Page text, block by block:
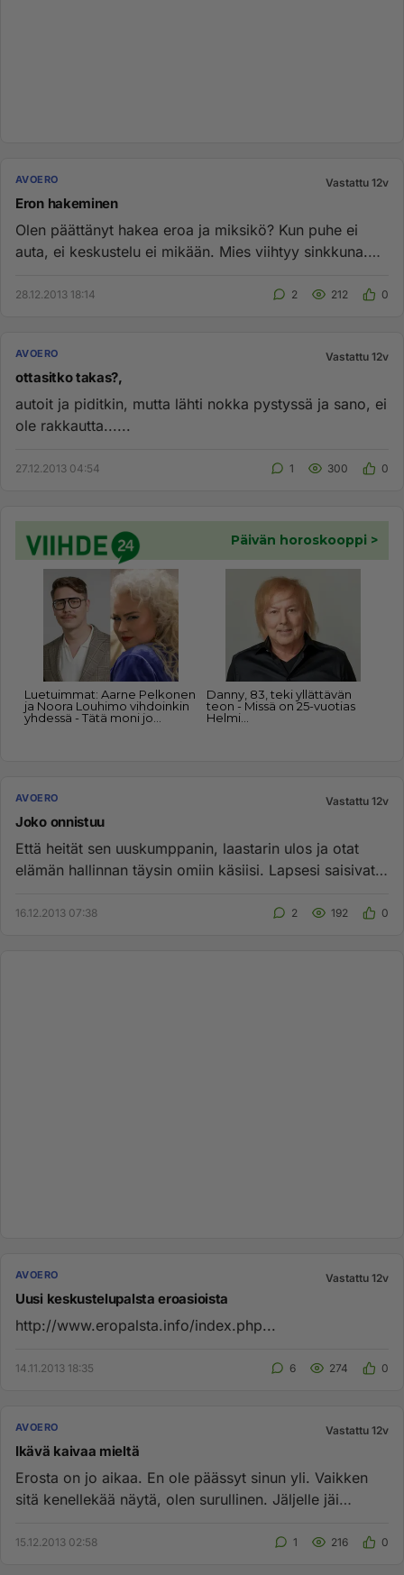
AVOERO Vastattu 12v
Eron hakeminen
Olen päättänyt hakea eroa ja miksikö? Kun puhe ei
auta, ei keskustelu ei mikään. Mies viihtyy sinkkuna.
28.12.2013 18:14 2 212 0
AVOERO Vastattu 12v
ottasitko takas?,
autoit ja piditkin, mutta lähti nokka pystyssä ja sano, ei
ole rakkautta......
27.12.2013 04:54 1 300 0
AVOERO Vastattu 12v
Joko onnistuu
Että heität sen uuskumppanin, laastarin ulos ja otat
elämän hallinnan täysin omiin käsiisi. Lapsesi saisivat
16.12.2013 07:38 2 192 0
AVOERO Vastattu 12v
Uusi keskustelupalsta eroasioista
http://www.eropalsta.info/index.php...
14.11.2013 18:35 6 274 0
AVOERO Vastattu 12v
Ikävä kaivaa mieltä
Erosta on jo aikaa. En ole päässyt sinun yli. Vaikken
sitä kenellekää näytä, olen surullinen. Jäljelle jäi
15.12.2013 02:58 1 216 0